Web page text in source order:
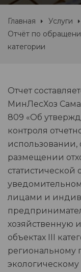
Главная
Услуги
Отчёт по
категории
Отчет
МинЛесХоз
809 «Об
контроля
размещении
статистической
лицами и
хозяйственную
объектах III
региональному
экологическому